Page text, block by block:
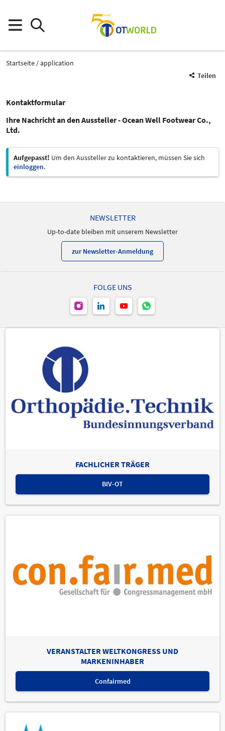
Startseite
application
Teilen
Kontaktformular
Ihre Nachricht an den Aussteller - Ocean Well Footwear Co.,
Ltd.
Aufgepasst! Um den Aussteller zu kontaktieren, müssen Sie sich
einloggen.
NEWSLETTER
Up-to-date bleiben mit unserem Newsletter
zur Newsletter-Anmeldung
FOLGE UNS
FACHLICHER TRÄGER
BIV-OT
VERANSTALTER WELTKONGRESS UND
MARKENINHABER
Confairmed